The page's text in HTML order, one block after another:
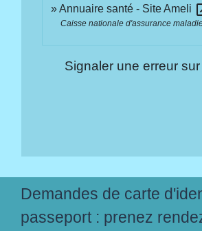
Annuaire santé - Site Ameli
Caisse nationale d'assurance
Signaler une erreur
Demandes de carte
passeport : prenez